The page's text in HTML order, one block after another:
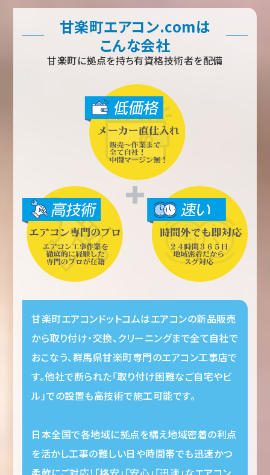
甘楽町エアコン.comは
こんな会社
甘楽町に拠点を持ち有資格技術者を配備
甘楽町エアコンドットコムはエアコンの新品販売
から取り付け・交換、クリーニングまで全て自社で
おこなう、群馬県甘楽町専門のエアコン工事店で
す。他社で断られた「取り付け困難なご自宅やビ
ル」での設置も高技術で施工可能です。
日本全国で各地域に拠点を構え地域密着の利点
を活かし工事の難しい日や時間帯でも迅速かつ